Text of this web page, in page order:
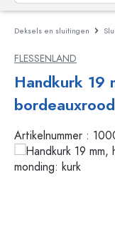
Deksels en sluitingen
FLESSENLAND
Handkurk 19
Artikelnummer :